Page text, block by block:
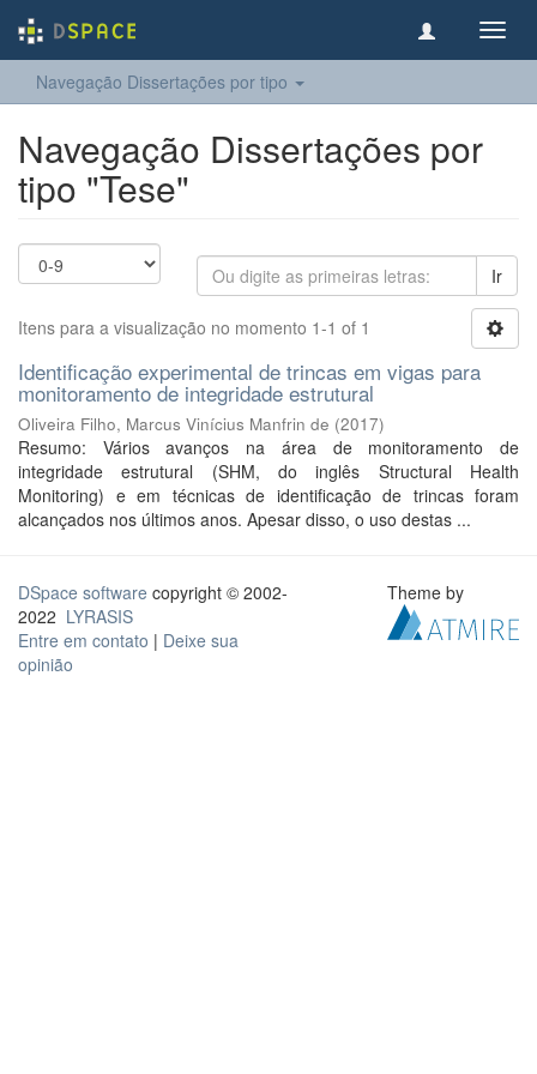
Navegação Dissertações por tipo
Navegação Dissertações por
tipo "Tese"
Ir
Itens para a visualização no momento 1-1 of 1
Identificação experimental de trincas em vigas para
monitoramento de integridade estrutural
Oliveira Filho, Marcus Vinícius Manfrin de (2017)
Resumo: Vários avanços na área de monitoramento de
integridade estrutural (SHM, do inglês Structural Health
Monitoring) e em técnicas de identificação de trincas foram
alcançados nos últimos anos. Apesar disso, o uso destas ...
DSpace software copyright © 2002-
2022 LYRASIS
Entre em contato | Deixe sua
opinião
Theme by